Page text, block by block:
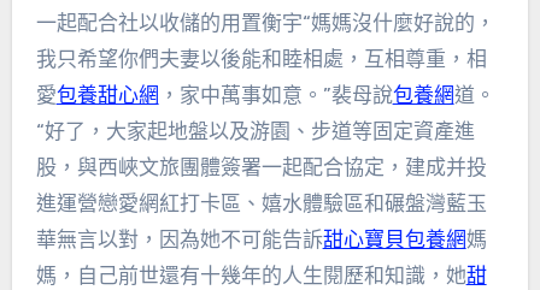
一起配合社以收儲的用置衡宇“媽媽沒什麼好說的，
我只希望你們夫妻以後能和睦相處，互相尊重，相
愛包養甜心網 ，家中萬事如意。”裴母說包養網道。
“好了，大家起地盤以及游園、步道等固定資產進
股，與西峽文旅團體簽署一起配合協定，建成并投
進運營戀愛網紅打卡區、嬉水體驗區和碾盤灣藍玉
華無言以對，因為她不可能告訴甜心寶貝包養網媽
媽，自己前世還有十幾年的人生閱歷和知識，她甜